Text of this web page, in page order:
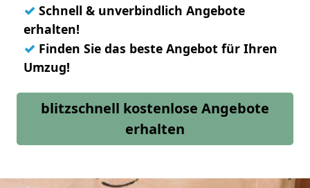
✓ Schnell & unverbindlich Angebote
erhalten!
✓ Finden Sie das beste Angebot für Ihren
Umzug!
blitzschnell kostenlose Angebote
erhalten